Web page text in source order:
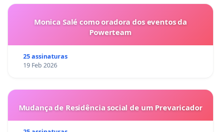
Monica Salé como oradora dos eventos da
Powerteam
25 assinaturas
19 Feb 2026
Mudança de Residência social de um Prevaricador